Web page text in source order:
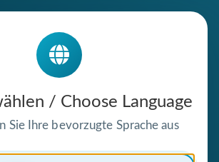
/ Choose Language
Sie Ihre bevorzugte Sprache aus